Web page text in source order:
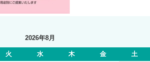
2026年8月
火 水 木 金 土